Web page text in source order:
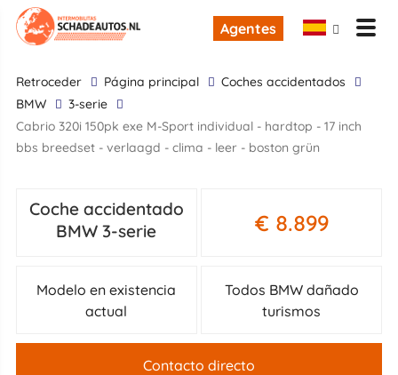
Agentes
retroceder Página principal
Coches accidentados
BMW
3-serie
cabrio 320i 150pk exe M-Sport individual - hardtop - 17 inch
bbs breedset - verlaagd - clima - leer - boston grün
Coche accidentado
BMW 3-serie
€ 8.899
Modelo en existencia
actual
Todos BMW dañado
turismos
Contacto directo